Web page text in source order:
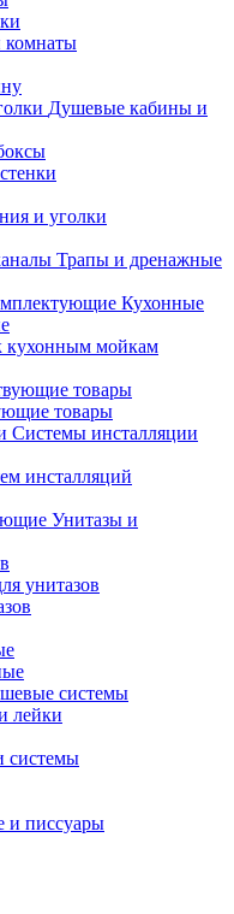
комнаты
Душевые кабины и
и уголки
Трапы и дренажные
Кухонные
кухонным мойкам
товары
Системы инсталляции
инсталляций
Унитазы и
унитазов
системы
лейки
системы
и писсуары